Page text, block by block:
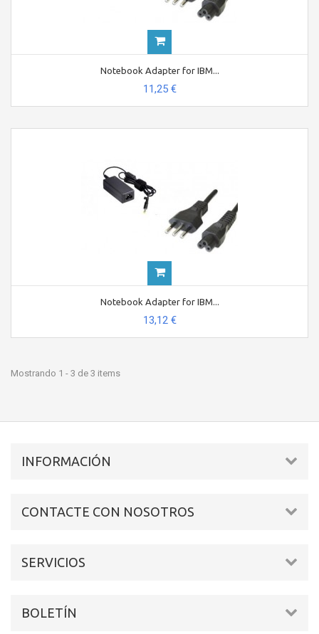
Notebook Adapter for IBM...
11,25 €
Notebook Adapter for IBM...
13,12 €
Mostrando 1 - 3 de 3 items
INFORMACIÓN
CONTACTE CON NOSOTROS
SERVICIOS
BOLETÍN